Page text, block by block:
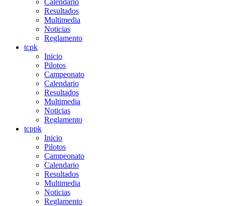
Calendario
Resultados
Multimedia
Noticias
Reglamento
tcpk
Inicio
Pilotos
Campeonato
Calendario
Resultados
Multimedia
Noticias
Reglamento
tcppk
Inicio
Pilotos
Campeonato
Calendario
Resultados
Multimedia
Noticias
Reglamento